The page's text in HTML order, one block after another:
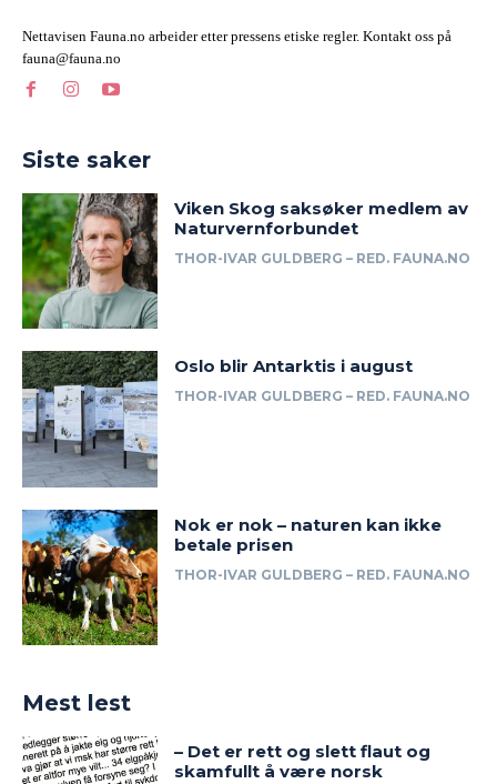
Nettavisen Fauna.no arbeider etter pressens etiske regler. Kontakt oss på
fauna@fauna.no
Siste saker
Viken Skog saksøker medlem av
Naturvernforbundet
THOR-IVAR GULDBERG – RED. FAUNA.NO
Oslo blir Antarktis i august
THOR-IVAR GULDBERG – RED. FAUNA.NO
Nok er nok – naturen kan ikke
betale prisen
THOR-IVAR GULDBERG – RED. FAUNA.NO
Mest lest
– Det er rett og slett flaut og
skamfullt å være norsk